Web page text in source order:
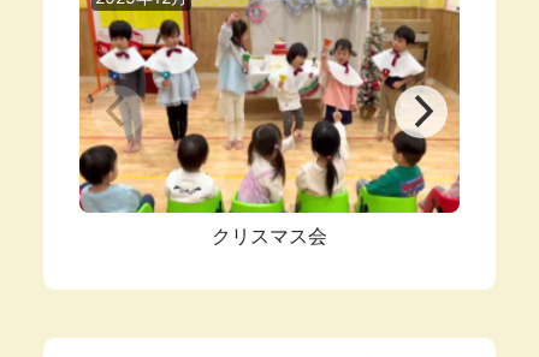
クリスマス会